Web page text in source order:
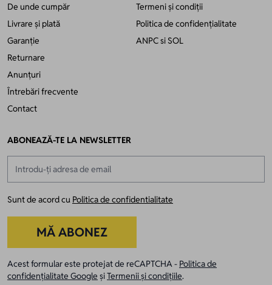
De unde cumpăr
Livrare și plată
Garanție
Returnare
Anunțuri
Întrebări frecvente
Contact
Termeni și condiții
Politica de confidențialitate
ANPCsi SOL
ABONEAZĂ-TE LA NEWSLETTER
Sunt de acord cu Politica de confidentialitate
MĂ ABONEZ
Acest formular este protejat de reCAPTCHA - Politica de
confidențialitate Google șiTermenii și condițiile.